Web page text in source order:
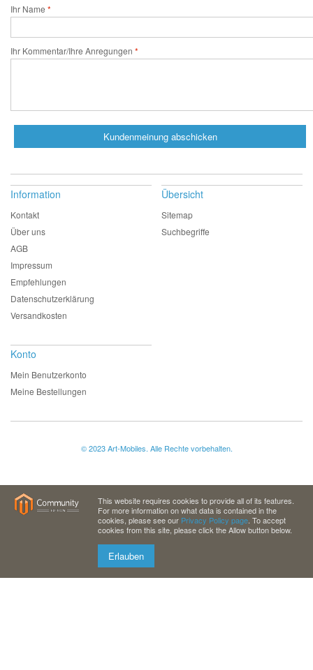
Ihr Name
Ihr Kommentar/Ihre Anregungen
Kundenmeinung abschicken
Information
Kontakt
Über uns
AGB
Impressum
Empfehlungen
Datenschutzerklärung
Versandkosten
Übersicht
Sitemap
Suchbegriffe
Konto
Mein Benutzerkonto
Meine Bestellungen
© 2023 Art-Mobiles. Alle Rechte vorbehalten.
This website requires cookies to provide all of its features.
For more information on what data is contained in the
cookies, please see our Privacy Policy page . To accept
cookies from this site, please click the Allow button below.
Erlauben